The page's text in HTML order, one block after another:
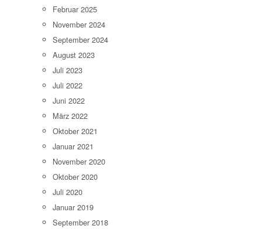
Februar 2025
November 2024
September 2024
August 2023
Juli 2023
Juli 2022
Juni 2022
März 2022
Oktober 2021
Januar 2021
November 2020
Oktober 2020
Juli 2020
Januar 2019
September 2018